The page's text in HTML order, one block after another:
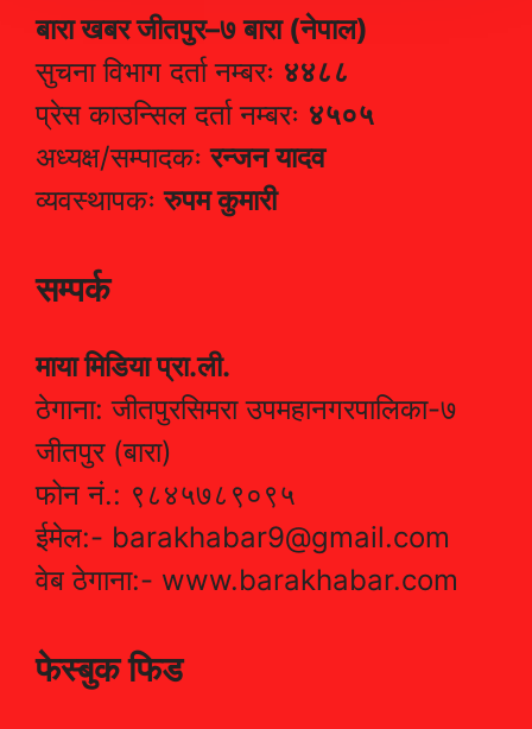
बारा खबर जीतपुर–७ बारा (नेपाल)
सुचना विभाग दर्ता नम्बरः ४४८८
प्रेस काउन्सिल दर्ता नम्बरः ४५०५
अध्यक्ष/सम्पादकःरन्जन यादव
व्यवस्थापकःरुपम कुमारी
सम्पर्क
माया मिडिया प्रा.ली.
ठेगाना: जीतपुरसिमरा उपमहानगरपालिका-७
जीतपुर (बारा)
फोन नं.: ९८४५७८९०९५
ईमेल:- barakhabar9@gmail.com
वेब ठेगाना:- www.barakhabar.com
फेस्बुक फिड